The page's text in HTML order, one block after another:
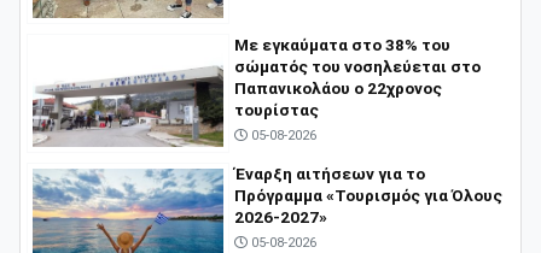
Με εγκαύματα στο 38% του
σώματός του νοσηλεύεται στο
Παπανικολάου ο 22χρονος
τουρίστας
05-08-2026
Έναρξη αιτήσεων για το
Πρόγραμμα «Τουρισμός για Όλους
2026-2027»
05-08-2026